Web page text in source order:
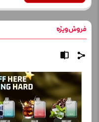
یخ در بهشت بلوبری
برای فعال شدن سبد خرید و
نمایش قیمت ، گزینه های